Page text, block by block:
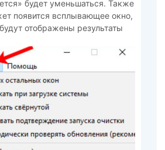
будет уменьшаться. Также
появится всплывающее окно,
отображены результаты